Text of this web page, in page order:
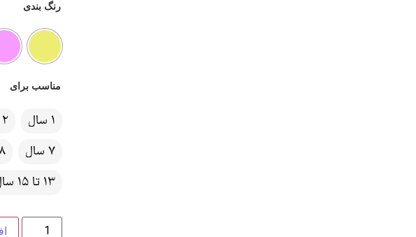
رنگ بندی
مناسب برای
1 سال
2 سال
7 سال
8
13 تا 15 سال